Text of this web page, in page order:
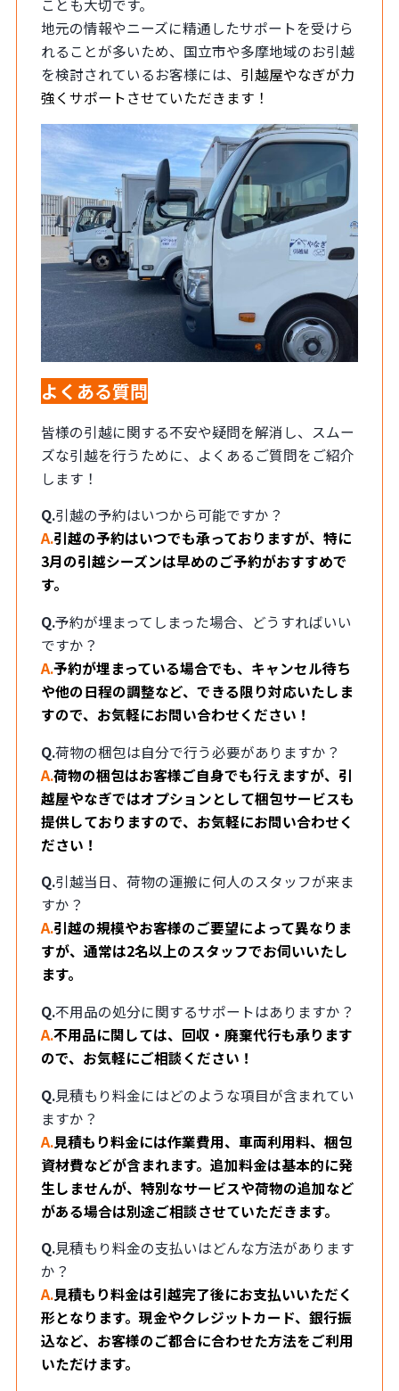
ことも大切です。
地元の情報やニーズに精通したサポートを受けら
れることが多いため、国立市や多摩地域のお引越
を検討されているお客様には、 引越屋やなぎが力
強くサポートさせていただきます！
よくある質問
皆様の引越に関する不安や疑問を解消し、スムー
ズな引越を行うために、よくあるご質問をご紹介
します！
Q.引越の予約はいつから可能ですか？
A.引越の予約はいつでも承っておりますが、特に
3月の引越シーズンは早めのご予約がおすすめで
す。
Q.予約が埋まってしまった場合、どうすればいい
ですか？
A.予約が埋まっている場合でも、キャンセル待ち
や他の日程の調整など、できる限り対応いたしま
すので、お気軽にお問い合わせください！
Q.荷物の梱包は自分で行う必要がありますか？
A.荷物の梱包はお客様ご自身でも行えますが、引
越屋やなぎではオプションとして梱包サービスも
提供しておりますので、お気軽にお問い合わせく
ださい！
Q.引越当日、荷物の運搬に何人のスタッフが来ま
すか？
A.引越の規模やお客様のご要望によって異なりま
すが、通常は2名以上のスタッフでお伺いいたし
ます。
Q.不用品の処分に関するサポートはありますか？
A.不用品に関しては、回収・廃棄代行も承ります
ので、お気軽にご相談ください！
Q.見積もり料金にはどのような項目が含まれてい
ますか？
A.見積もり料金には作業費用、車両利用料、梱包
資材費などが含まれます。追加料金は基本的に発
生しませんが、特別なサービスや荷物の追加など
がある場合は別途ご相談させていただきます。
Q.見積もり料金の支払いはどんな方法があります
か？
A.見積もり料金は引越完了後にお支払いいただく
形となります。現金やクレジットカード、銀行振
込など、お客様のご都合に合わせた方法をご利用
いただけます。